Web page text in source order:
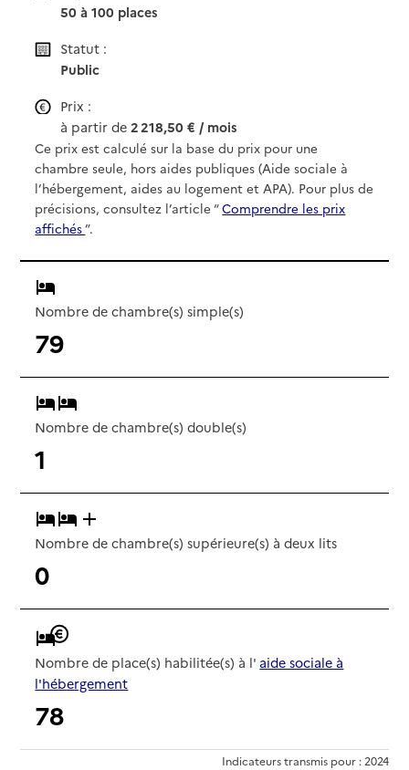
50 à 100 places
Statut :
Public
Prix :
à partir de2 218,50 € / mois
Ce prix est calculé sur la base du prix pour une
chambre seule, hors aides publiques (Aide sociale à
l’hébergement, aides au logement et APA). Pour plus de
précisions, consultez l’article “Comprendre les prix
affichés”.
Nombre de chambre(s) simple(s)
79
Nombre de chambre(s) double(s)
1
Nombre de chambre(s) supérieure(s) à deux lits
0
Nombre de place(s) habilitée(s) à l' aide sociale à
l'hébergement
78
Indicateurs transmis pour : 2024